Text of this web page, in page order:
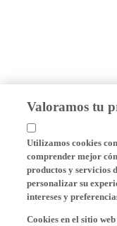
Valoramos tu
comprender mejor
productos y servicios
personalizar su
intereses y preferencias.